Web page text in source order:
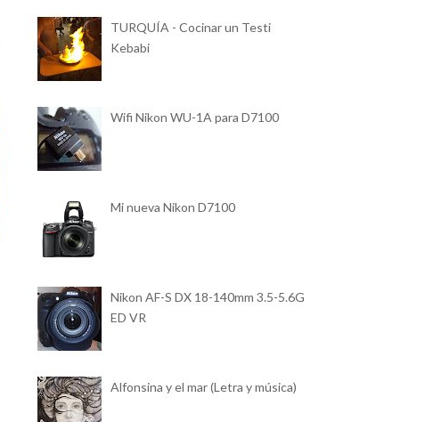
TURQUÍA - Cocinar un Testi
Kebabi
Wifi Nikon WU-1A para D7100
Mi nueva Nikon D7100
Nikon AF-S DX 18-140mm 3.5-5.6G
ED VR
Alfonsina y el mar (Letra y música)